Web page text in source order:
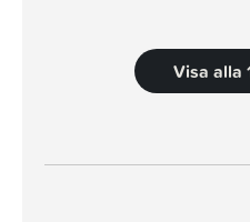
Visa alla